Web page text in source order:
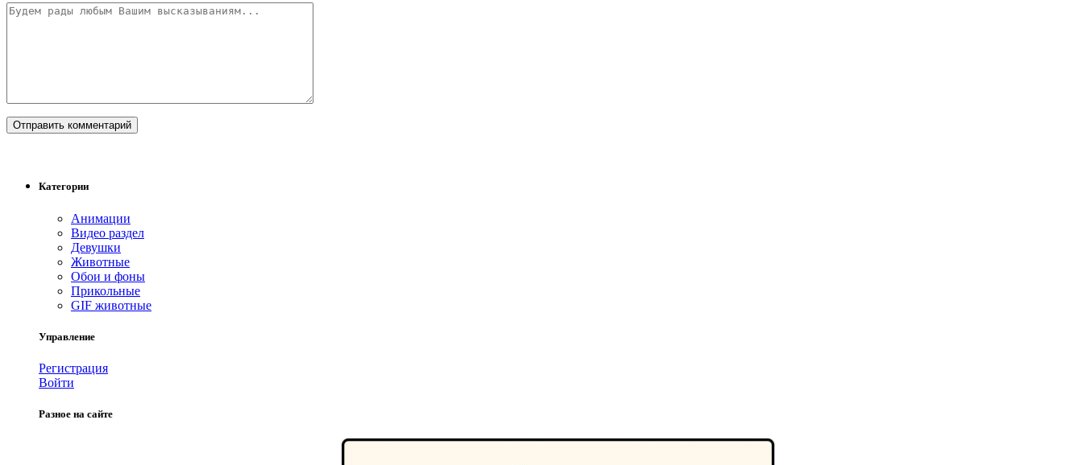
Категории
Анимации
Видео раздел
Девушки
Животные
Обои и фоны
Прикольные
GIF животные
Управление
Регистрация
Войти
Разное на сайте